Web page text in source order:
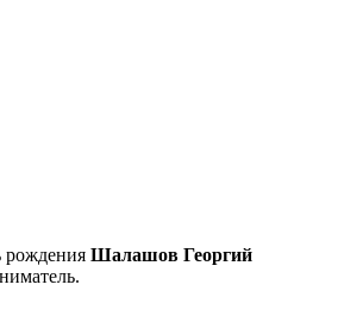
рождения Шалашов Георгий